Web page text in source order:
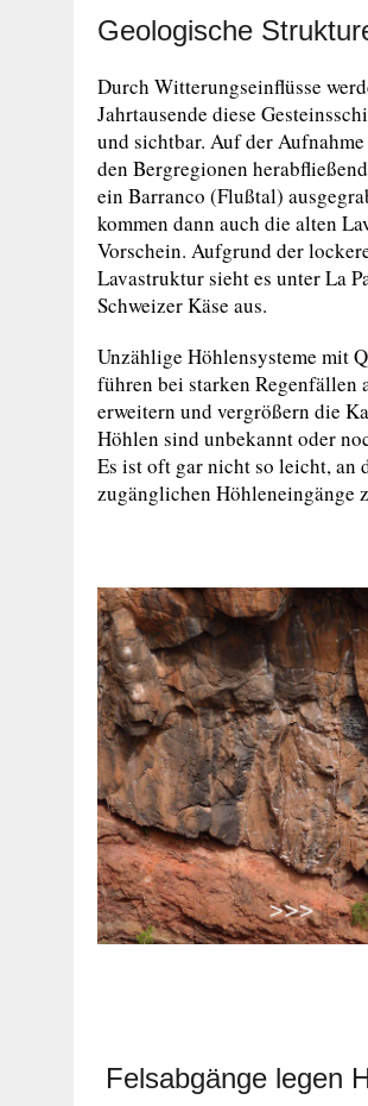
Geologische
Durch Witterungseinflüsse
Jahrtausende diese
und sichtbar. Auf der Aufnahme
den Bergregionen
ein Barranco (Flußtal)
kommen dann auch die alten
Vorschein. Aufgrund der
Lavastruktur sieht es unter La
Schweizer Käse aus.
Unzählige Höhlensysteme mit
führen bei starken Regenfällen
erweitern und vergrößern die
Höhlen sind unbekannt oder
Es ist oft gar nicht so leicht, an
zugänglichen Höhleneingänge
Felsabgänge legen